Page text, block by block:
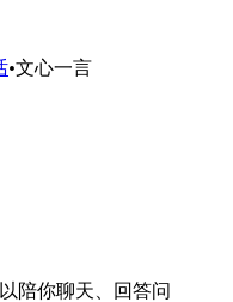
•文心一言
陪你聊天、回答问